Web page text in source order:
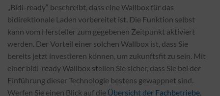
„Bidi-ready“ beschreibt, dass eine Wallbox für das
bidirektionale Laden vorbereitet ist. Die Funktion selbst
kann vom Hersteller zum gegebenen Zeitpunkt aktiviert
werden. Der Vorteil einer solchen Wallbox ist, dass Sie
bereits jetzt investieren können, um zukunftsfit zu sein. Mit
einer bidi-ready Wallbox stellen Sie sicher, dass Sie bei der
Einführung dieser Technologie bestens gewappnet sind.
Werfen Sie einen Blick auf die Übersicht der Fachbetriebe,